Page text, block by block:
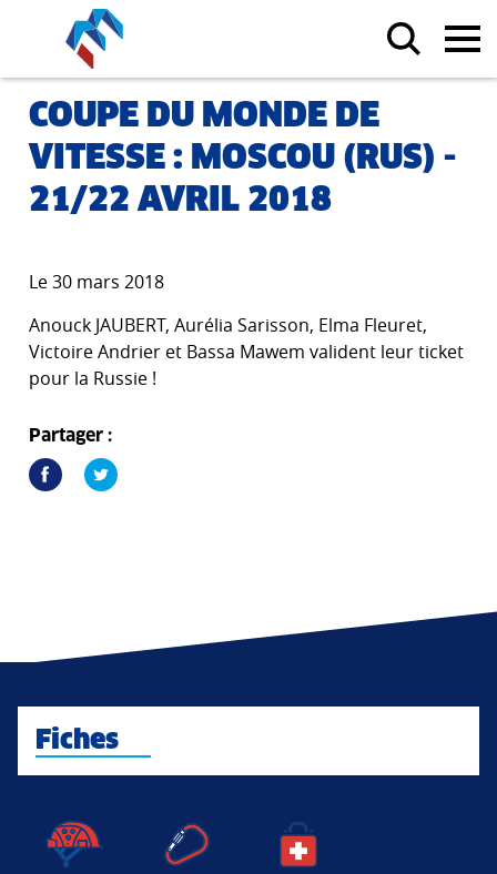
COUPE DU MONDE DE
VITESSE : MOSCOU (RUS) -
21/22 AVRIL 2018
Le 30 mars 2018
Anouck JAUBERT, Aurélia Sarisson, Elma Fleuret,
Victoire Andrier et Bassa Mawem valident leur ticket
pour la Russie !
Partager :
Fiches